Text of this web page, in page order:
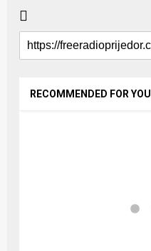
RECOMMENDED FOR YOU